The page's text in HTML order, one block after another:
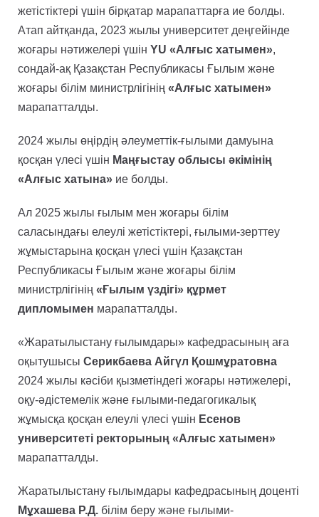
жетістіктері үшін бірқатар марапаттарға ие болды.
Атап айтқанда, 2023 жылы университет деңгейінде
жоғары нәтижелері үшін YU «Алғыс хатымен»,
сондай-ақ Қазақстан Республикасы Ғылым және
жоғары білім министрлігінің «Алғыс хатымен»
марапатталды.
2024 жылы өңірдің әлеуметтік-ғылыми дамуына
қосқан үлесі үшін Маңғыстау облысы әкімінің
«Алғыс хатына» ие болды.
Ал 2025 жылы ғылым мен жоғары білім
саласындағы елеулі жетістіктері, ғылыми-зерттеу
жұмыстарына қосқан үлесі үшін Қазақстан
Республикасы Ғылым және жоғары білім
министрлігінің «Ғылым үздігі» құрмет
дипломымен марапатталды.
«Жаратылыстану ғылымдары» кафедрасының аға
оқытушысы Серикбаева Айгүл Қошмұратовна
2024 жылы кәсіби қызметіндегі жоғары нәтижелері,
оқу-әдістемелік және ғылыми-педагогикалық
жұмысқа қосқан елеулі үлесі үшін Есенов
университеті ректорының «Алғыс хатымен»
марапатталды.
Жаратылыстану ғылымдары кафедрасының доценті
Мұхашева Р.Д. білім беру және ғылыми-